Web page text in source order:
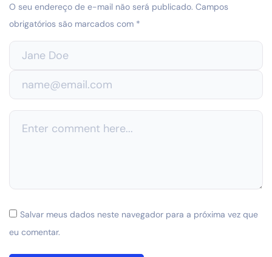
O seu endereço de e-mail não será publicado. Campos
obrigatórios são marcados com *
Salvar meus dados neste navegador para a próxima vez que
eu comentar.